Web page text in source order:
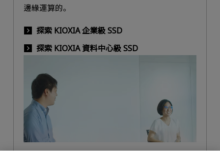
邊緣運算的。
探索 KIOXIA 企業級 SSD
探索 KIOXIA 資料中心級 SSD